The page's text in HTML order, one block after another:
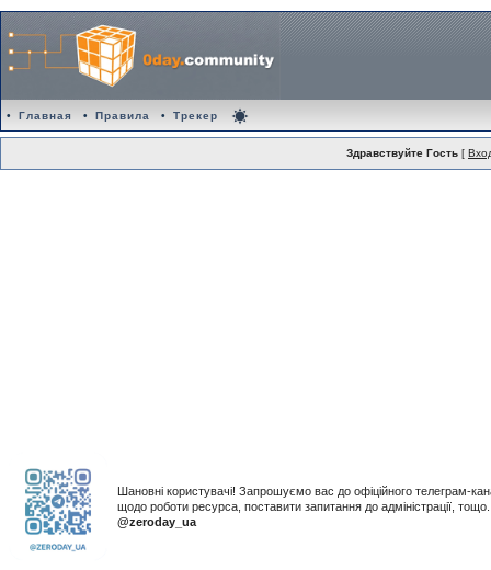
• Главная • Правила • Трекер
Здравствуйте Гость [
Шановні користувачі! Запрошуємо вас до офіційного телеграм-
щодо роботи ресурса, поставити запитання до адміністрації,
@zeroday_ua